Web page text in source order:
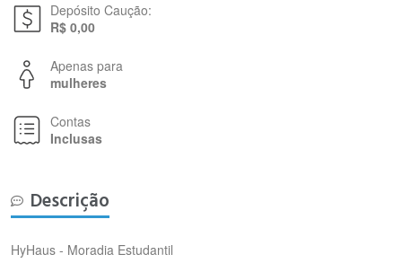
Depósito Caução:
R$ 0,00
Apenas para
mulheres
Contas
Inclusas
Descrição
HyHaus - Moradia Estudantil